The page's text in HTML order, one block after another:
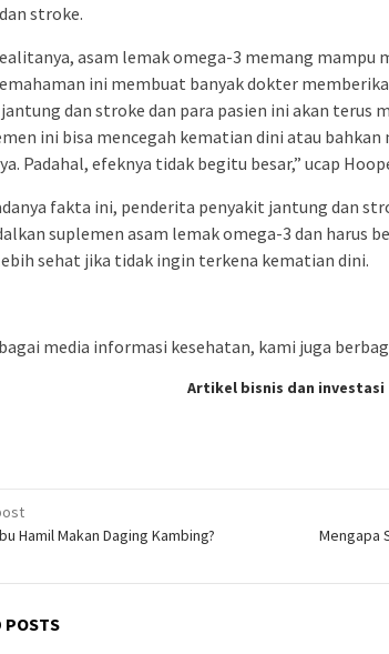
stroke.
asam lemak omega-3 memang mampu
ini membuat banyak dokter
dan stroke dan para pasien ini akan terus
ini bisa mencegah kematian dini atau
Padahal, efeknya tidak begitu besar,” ucap
fakta ini, penderita penyakit jantung dan
suplemen asam lemak omega-3 dan harus
sehat jika tidak ingin terkena kematian dini.
media informasi kesehatan, kami juga
Artikel bisnis dan investasi
Hamil Makan Daging Kambing?
Mengapa
POSTS